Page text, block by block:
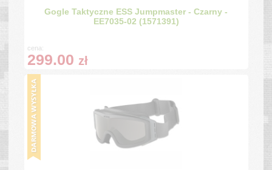
Gogle Taktyczne ESS Jumpmaster - Czarny -
EE7035-02 (1571391)
cena:
299.00 zł